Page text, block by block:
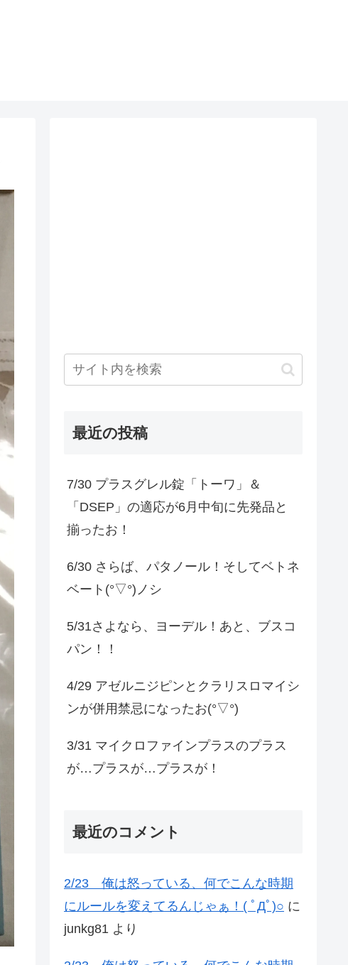
最近の投稿
7/30 プラスグレル錠「トーワ」＆
「DSEP」の適応が6月中旬に先発品と
揃ったお！
6/30 さらば、パタノール！そしてベトネ
ベート(°▽°)ノシ
5/31さよなら、ヨーデル！あと、ブスコ
パン！！
4/29 アゼルニジピンとクラリスロマイシ
ンが併用禁忌になったお(°▽°)
3/31 マイクロファインプラスのプラス
が…プラスが…プラスが！
最近のコメント
2/23 俺は怒っている、何でこんな時期
にルールを変えてるんじゃぁ！( ﾟДﾟ)○ に
junkg81 より